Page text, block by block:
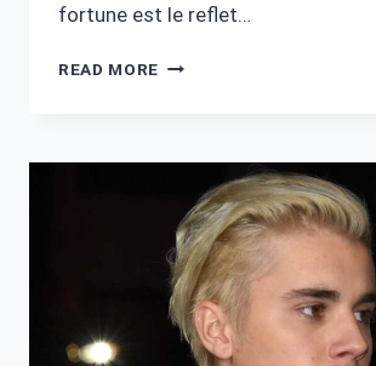
fortune est le reflet…
READ MORE DJ
UNE
CARRIÈRE
EXCEPTIONNELLE
ET
UNIQUE